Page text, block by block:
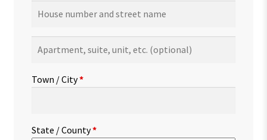
suite,
etc.(optional)
Town / City*
State / County*